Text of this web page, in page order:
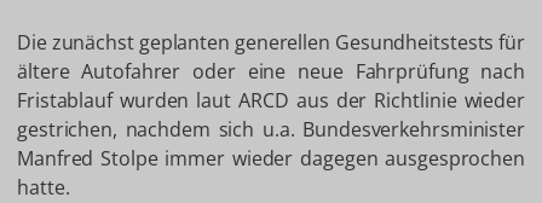
Die zunächst geplanten generellen Gesundheitstests für
ältere Autofahrer oder eine neue Fahrprüfung nach
Fristablauf wurden laut ARCD aus der Richtlinie wieder
gestrichen, nachdem sich u.a. Bundesverkehrsminister
Manfred Stolpe immer wieder dagegen ausgesprochen
hatte.